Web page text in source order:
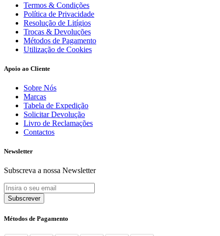
Termos & Condições
Política de Privacidade
Resolução de Litígios
Trocas & Devoluções
Métodos de Pagamento
Utilização de Cookies
Apoio ao Cliente
Sobre Nós
Marcas
Tabela de Expedição
Solicitar Devolução
Livro de Reclamações
Contactos
Newsletter
Subscreva a nossa Newsletter
Subscrever
Métodos de Pagamento